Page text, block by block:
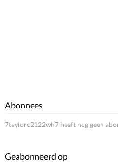
Abonnees
7taylorc2122wh7 heeft nog geen
Geabonneerd op